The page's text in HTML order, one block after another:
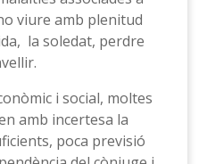
viure amb plenitud
la soledat, perdre
i social, moltes
amb incertesa la
poca previsió